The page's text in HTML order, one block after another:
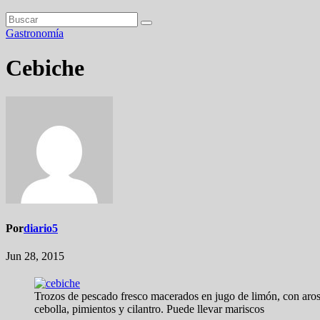
Gastronomía
Cebiche
Pordiario5
Jun 28, 2015
Trozos de pescado fresco macerados en jugo de limón, con
cebolla, pimientos y cilantro. Puede llevar mariscos